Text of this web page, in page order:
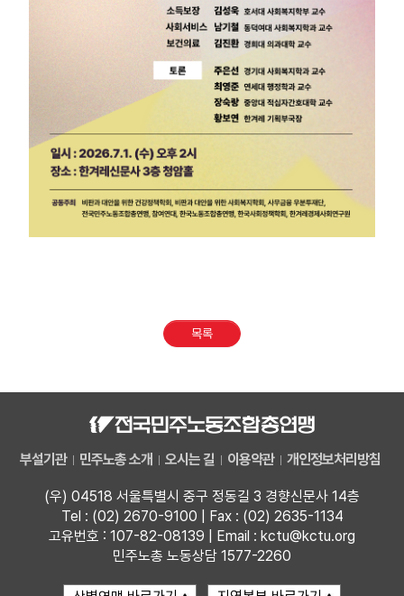
목록
부설기관 민주노총 소개 오시는 길 이용약관 개인정보처리방침
(우) 04518 서울특별시 중구 정동길 3 경향신문사 14층
Tel : (02) 2670-9100 | Fax : (02) 2635-1134
고유번호 : 107-82-08139 | Email : kctu@kctu.org
민주노총 노동상담 1577-2260